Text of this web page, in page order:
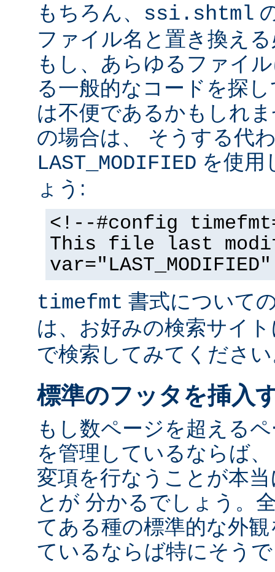
もちろん、 ssi.shtml
ファイル名と置き換え
もし、あらゆるファイ
る一般的なコードを探
は不便であるかもしれ
の場合は、 そうする代
LAST_MODIFIED を使用
ょう:
<!--#config
This file last
timefmt 書式について
は、お好みの検索サイ
で検索してみてくださ
標準のフッタを挿入
もし数ページを超える
を管理しているならば
変項を行なうことが本
とが 分かるでしょう。
てある種の標準的な外
ているならば特にそう